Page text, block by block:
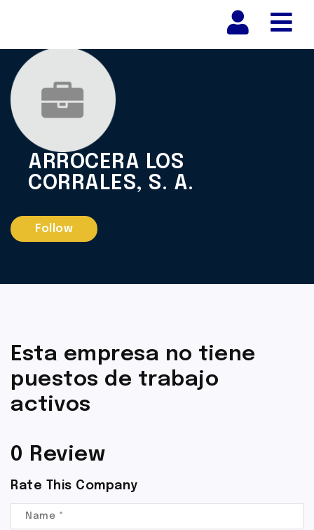
ARROCERA LOS
CORRALES, S. A.
Follow
Esta empresa no tiene
puestos de trabajo
activos
0 Review
Rate This Company